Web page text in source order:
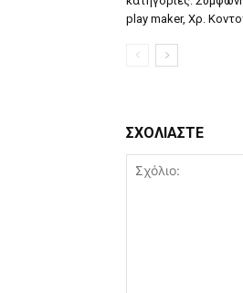
play maker, Χρ.
ΣΧΟΛΙΑΣΤΕ